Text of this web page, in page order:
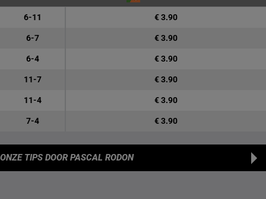
6-11 € 3.90
6-7 € 3.90
6-4 € 3.90
11-7 € 3.90
11-4 € 3.90
7-4 € 3.90
ONZE TIPS DOOR PASCAL RODON